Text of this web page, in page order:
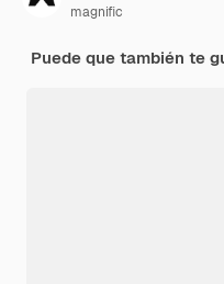
magnific
Puede que también te